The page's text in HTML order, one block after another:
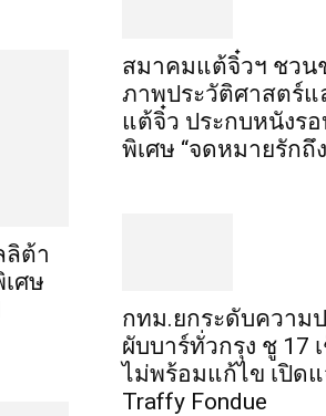
ลิต้า
ศษ
สมาคมแต้จิ๋วฯ ชวน
ภาพประวัติศาสตร์
แต้จิ๋ว ประกบหนังรอ
พิเศษ “จดหมายรักถึ
กทม.ยกระดับความ
ผับบาร์ทั่วกรุง ชู 17
ไม่พร้อมแก้ไข เปิด
Traffy Fondue